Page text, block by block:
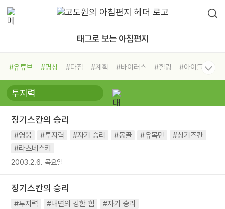
태그로 보는 아침편지
#유튜브 #명상 #다짐 #계획 #바이러스 #힐링
#아이들
#비전캠프
#독서캠프 #삶
#희망
#나눔 #친구 #링컨학교
#독서
#건강 #면역력
징기스칸의 승리
#영웅 #투지력 #자기 승리 #몽골 #유목민
#칭기즈칸
#라츠네스키
2003.2.6. 목요일
징기스칸의 승리
#투지력 #내면의 강한 힘 #자기 승리